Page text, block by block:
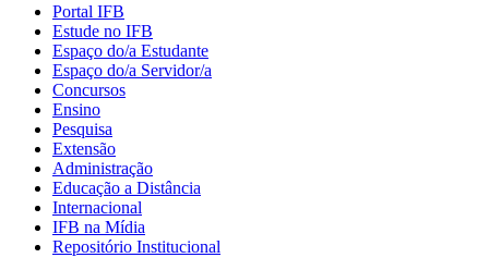
Portal IFB
Estude no IFB
Espaço do/a Estudante
Espaço do/a Servidor/a
Concursos
Ensino
Pesquisa
Extensão
Administração
Educação a Distância
Internacional
IFB na Mídia
Repositório Institucional